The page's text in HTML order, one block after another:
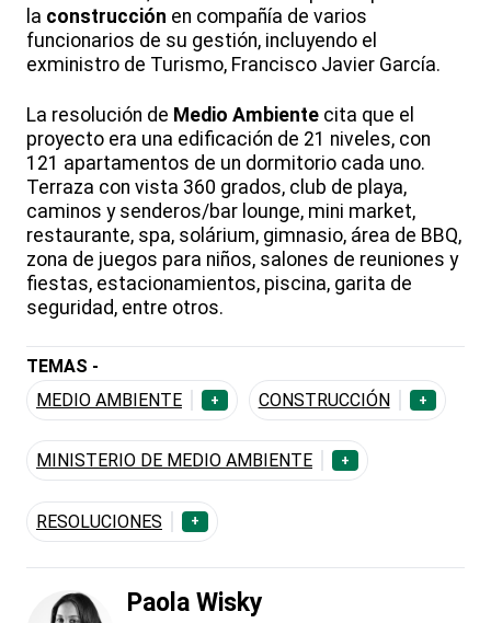
la construcción en compañía de varios
funcionarios de su gestión, incluyendo el
exministro de Turismo, Francisco Javier García.
La resolución de Medio Ambiente cita que el
proyecto era una edificación de 21 niveles, con
121 apartamentos de un dormitorio cada uno.
Terraza con vista 360 grados, club de playa,
caminos y senderos/bar lounge, mini market,
restaurante, spa, solárium, gimnasio, área de BBQ,
zona de juegos para niños, salones de reuniones y
fiestas, estacionamientos, piscina, garita de
seguridad, entre otros.
TEMAS -
MEDIO AMBIENTE
+ CONSTRUCCIÓN +
MINISTERIO DE MEDIO AMBIENTE +
RESOLUCIONES +
Paola Wisky